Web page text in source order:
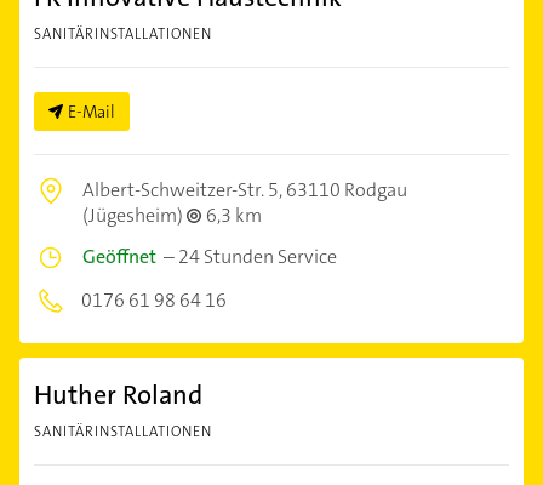
SANITÄRINSTALLATIONEN
E-Mail
Albert-Schweitzer-Str. 5,63110 Rodgau
(Jügesheim)
6,3 km
Geöffnet –24 Stunden Service
0176 61 98 64 16
Huther Roland
SANITÄRINSTALLATIONEN